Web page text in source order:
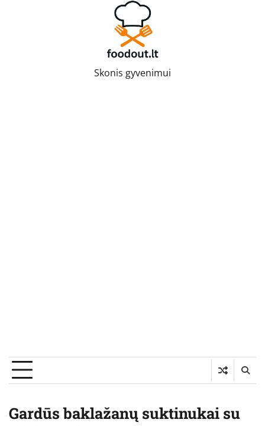
Skonis gyvenimui
Gardūs baklažanų suktinukai su